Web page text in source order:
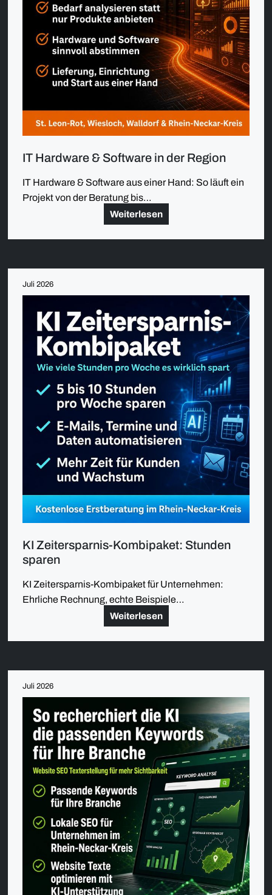
IT Hardware & Software in der Region
IT Hardware & Software aus einer Hand: So läuft ein
Projekt von der Beratung bis…
Weiterlesen
Juli 2026
KI Zeitersparnis-Kombipaket: Stunden
sparen
KI Zeitersparnis-Kombipaket für Unternehmen:
Ehrliche Rechnung, echte Beispiele…
Weiterlesen
Juli 2026